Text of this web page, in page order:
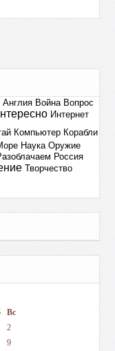
Англия Война Вопрос
Интернет
Компьютер Корабли
Наука Оружие
Россия
Творчество
Вс
2
9